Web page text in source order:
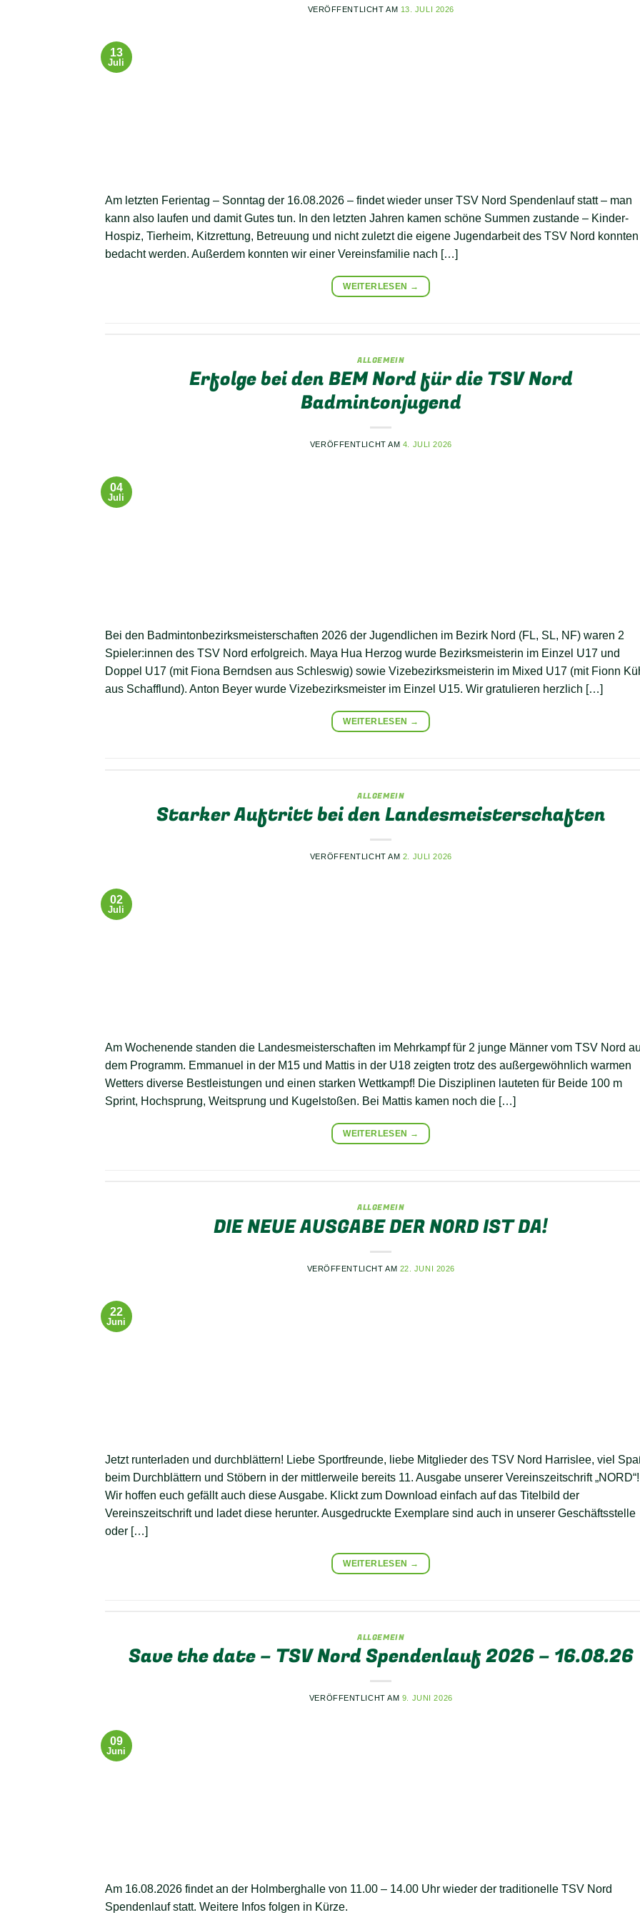
VERÖFFENTLICHT AM 13. JULI 2026
13
Juli
Am letzten Ferientag – Sonntag der 16.08.2026 – findet wieder unser TSV Nord Spendenlauf statt – man
kann also laufen und damit Gutes tun. In den letzten Jahren kamen schöne Summen zustande – Kinder-
Hospiz, Tierheim, Kitzrettung, Betreuung und nicht zuletzt die eigene Jugendarbeit des TSV Nord konnten
bedacht werden. Außerdem konnten wir einer Vereinsfamilie nach […]
WEITERLESEN →
ALLGEMEIN
Erfolge bei den BEM Nord für die TSV Nord
Badmintonjugend
VERÖFFENTLICHT AM 4. JULI 2026
04
Juli
Bei den Badmintonbezirksmeisterschaften 2026 der Jugendlichen im Bezirk Nord (FL, SL, NF) waren 2
Spieler:innen des TSV Nord erfolgreich. Maya Hua Herzog wurde Bezirksmeisterin im Einzel U17 und
Doppel U17 (mit Fiona Berndsen aus Schleswig) sowie Vizebezirksmeisterin im Mixed U17 (mit Fionn
aus Schafflund). Anton Beyer wurde Vizebezirksmeister im Einzel U15. Wir gratulieren herzlich […]
WEITERLESEN →
ALLGEMEIN
Starker Auftritt bei den Landesmeisterschaften
VERÖFFENTLICHT AM 2. JULI 2026
02
Juli
Am Wochenende standen die Landesmeisterschaften im Mehrkampf für 2 junge Männer vom TSV Nord
dem Programm. Emmanuel in der M15 und Mattis in der U18 zeigten trotz des außergewöhnlich warmen
Wetters diverse Bestleistungen und einen starken Wettkampf! Die Disziplinen lauteten für Beide 100 m
Sprint, Hochsprung, Weitsprung und Kugelstoßen. Bei Mattis kamen noch die […]
WEITERLESEN →
ALLGEMEIN
DIE NEUE AUSGABE DER NORD IST DA!
VERÖFFENTLICHT AM 22. JUNI 2026
22
Juni
Jetzt runterladen und durchblättern! Liebe Sportfreunde, liebe Mitglieder des TSV Nord Harrislee, viel
beim Durchblättern und Stöbern in der mittlerweile bereits 11. Ausgabe unserer Vereinszeitschrift „NORD“!
Wir hoffen euch gefällt auch diese Ausgabe. Klickt zum Download einfach auf das Titelbild der
Vereinszeitschrift und ladet diese herunter. Ausgedruckte Exemplare sind auch in unserer Geschäftsstelle
oder […]
WEITERLESEN →
ALLGEMEIN
Save the date – TSV Nord Spendenlauf 2026 – 16.08.26
VERÖFFENTLICHT AM 9. JUNI 2026
09
Juni
Am 16.08.2026 findet an der Holmberghalle von 11.00 – 14.00 Uhr wieder der traditionelle TSV Nord
Spendenlauf statt. Weitere Infos folgen in Kürze.